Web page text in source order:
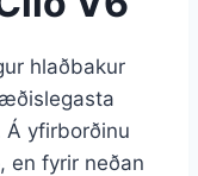
hlaðbakur
Á yfirborðinu
en fyrir neðan